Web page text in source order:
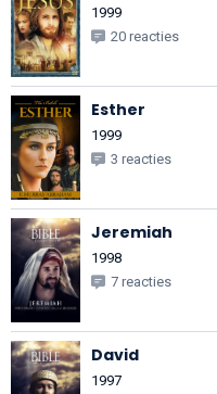
1999
20 reacties
Esther
1999
3 reacties
Jeremiah
1998
7 reacties
David
1997